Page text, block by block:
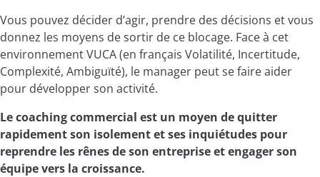
Vous pouvez décider d’agir, prendre des décisions et vous
donnez les moyens de sortir de ce blocage. Face à cet
environnement VUCA (en français Volatilité, Incertitude,
Complexité, Ambiguïté), le manager peut se faire aider
pour développer son activité.
Le coaching commercial est un moyen de quitter
rapidementson isolement et ses inquiétudes pour
reprendre les rênes de son entreprise et engager son
équipe vers la croissance.